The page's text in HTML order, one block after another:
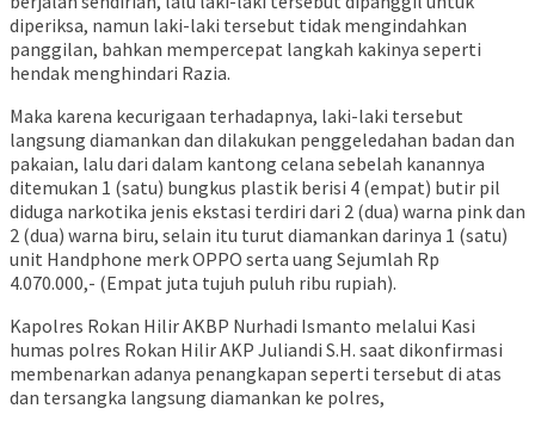
diperiksa, namun laki-laki tersebut tidak mengindahkan
panggilan, bahkan mempercepat langkah kakinya seperti
hendak menghindari Razia.
Maka karena kecurigaan terhadapnya, laki-laki tersebut
langsung diamankan dan dilakukan penggeledahan badan dan
pakaian, lalu dari dalam kantong celana sebelah kanannya
ditemukan 1 (satu) bungkus plastik berisi 4 (empat) butir pil
diduga narkotika jenis ekstasi terdiri dari 2 (dua) warna pink dan
2 (dua) warna biru, selain itu turut diamankan darinya 1 (satu)
unit Handphone merk OPPO serta uang Sejumlah Rp
4.070.000,- (Empat juta tujuh puluh ribu rupiah).
Kapolres Rokan Hilir AKBP Nurhadi Ismanto melalui Kasi
humas polres Rokan Hilir AKP Juliandi S.H. saat dikonfirmasi
membenarkan adanya penangkapan seperti tersebut di atas
dan tersangka langsung diamankan ke polres,